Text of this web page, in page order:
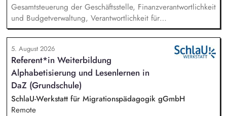
Gesamtsteuerung der Geschäftsstelle, Finanzverantwortlichkeit
und Budgetverwaltung, Verantwortlichkeit für
Zuwendungsanträge, Verwendungsnachweise und
Sachberichte für unterschiedliche Zuwendungsgeber,
Kommunikation mit Zuwendungsgebern, Personalführung
(Personalfürsorge, Mitarbeiter*innengespräche), Entwicklung
von Leitlinien des Bildungsprogramms, Gremien- und
politische Vernetzungsarbeit, Durchführung von
Bildungsmaßnahmen, Entwicklung neuer Ideen und Formate
für politische Erwachsenenbildung.
5. August 2026
Referent*in Weiterbildung
Alphabetisierung und Lesenlernen in
DaZ (Grundschule)
SchlaU-Werkstatt für Migrationspädagogik gGmbH
Remote